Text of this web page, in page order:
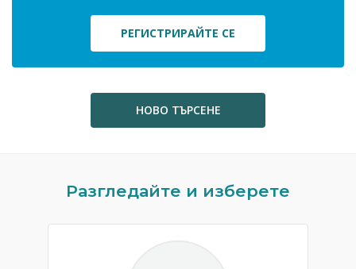
РЕГИСТРИРАЙТЕ СЕ
НОВО ТЪРСЕНЕ
Разгледайте и изберете